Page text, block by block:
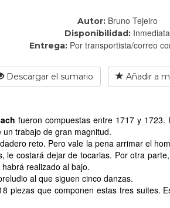
Autor: Bruno Tejeiro
Disponibilidad: Inmediata
Entrega: Por transportista/correo
Descargar el sumario Añadir a
fueron compuestas entre 1717 y 1723.
trabajo de gran magnitud.
reto. Pero vale la pena arrimar el
le costará dejar de tocarlas. Por otra
realizado al bajo.
al que siguen cinco danzas.
piezas que componen estas tres suites.